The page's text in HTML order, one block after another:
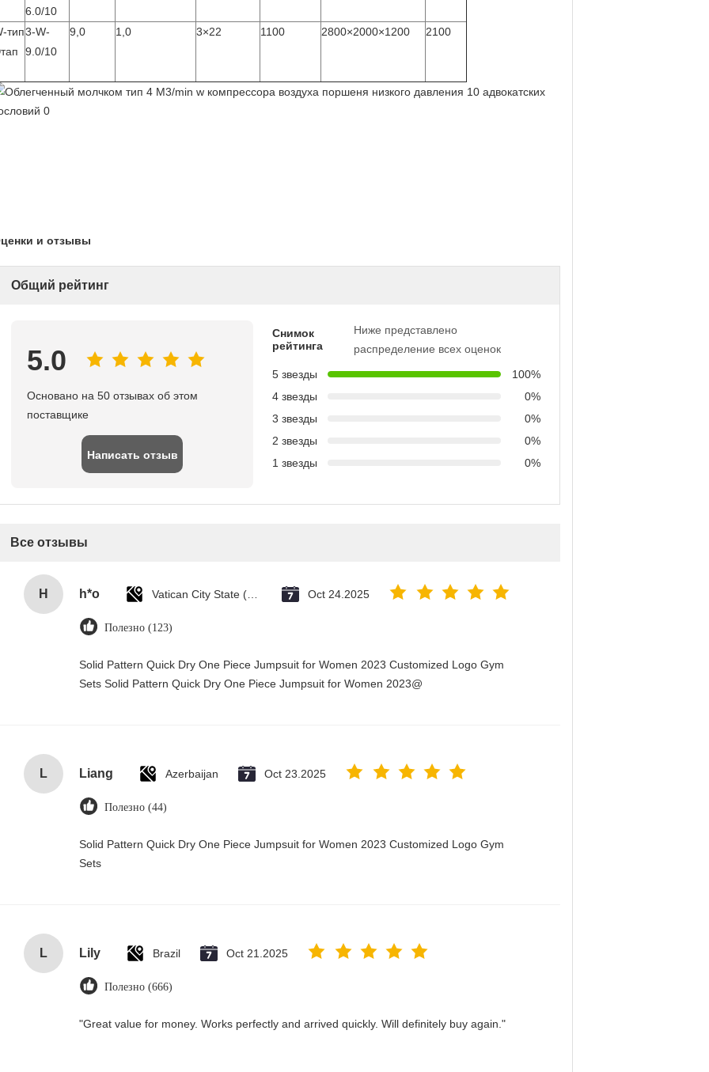
6.0/10
тип3-W-
9.0/10
9,0 1,0 3×22 1100 2800×2000×1200 2100
и отзывы
Общий рейтинг
5.0
Основано на 50 отзывах об этом
поставщике
Написать отзыв
Снимок
рейтинга
Ниже представлено
распределение всех оценок
5 звезды
100%
4 звезды
0%
3 звезды
0%
2 звезды
0%
1 звезды
0%
Все отзывы
H h*o Oct 24.2025
Полезно (123)
Solid Pattern Quick Dry One Piece Jumpsuit for Women 2023 Customized Logo Gym
Sets Solid Pattern Quick Dry One Piece Jumpsuit for Women 2023@
L Liang Azerbaijan Oct 23.2025
Полезно (44)
Solid Pattern Quick Dry One Piece Jumpsuit for Women 2023 Customized Logo Gym
Sets
L Lily Brazil Oct 21.2025
Полезно (666)
"Great value for money. Works perfectly and arrived quickly. Will definitely buy again."